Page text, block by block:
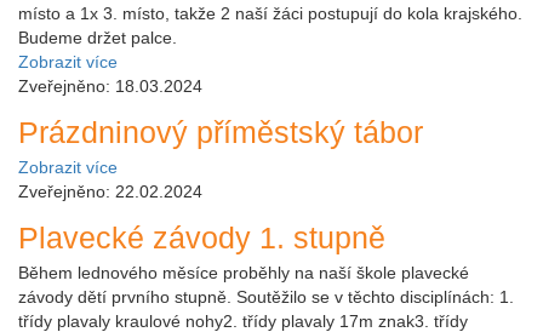
místo a 1x 3. místo, takže 2 naší žáci postupují do kola krajského.
Budeme držet palce.
Zobrazit více
Zveřejněno: 18.03.2024
Prázdninový příměstský tábor
Zobrazit více
Zveřejněno: 22.02.2024
Plavecké závody 1. stupně
Během lednového měsíce proběhly na naší škole plavecké
závody dětí prvního stupně. Soutěžilo se v těchto disciplínách: 1.
třídy plavaly kraulové nohy2. třídy plavaly 17m znak3. třídy